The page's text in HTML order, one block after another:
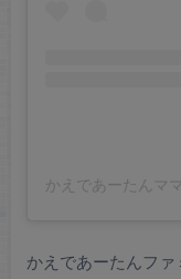
かえであーたんフ